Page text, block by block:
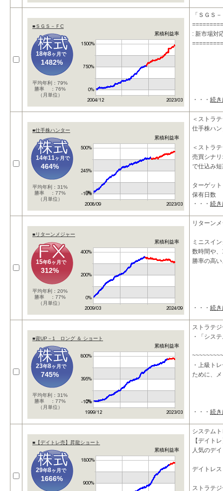
■ 特徴
・押し目
・上位時
■ＳＧＳ－ＦC
累積利益率
18年8ヶ月で
1482%
平均年利：79%
勝率 ：76%
（月単位）
「ＳＧＳ
: 新市場対
・・・ 続
■仕手株ハンター
累積利益率
14年11ヶ月で
464%
平均年利：31%
勝率 ：77%
（月単位）
＜ストラ
仕手株ハ
＜ストラ
売買シナ
で仕込み
ターゲッ
保有日
市
・・・ 続
■リターンメジャー
累積利益率
15年6ヶ月で
312%
平均年利：20%
勝率 ：77%
（月単位）
リターン
ミニスイ
数時間や
勝率の高
・・・ 続
■資UP－1 ロング ＆ ショート
累積利益率
23年8ヶ月で
745%
平均年利：31%
勝率 ：77%
（月単位）
ストラテ
・「シス
・上級ト
ために、メ
・・・ 続
■【デイトレ売】昇龍ショート
累積利益率
29年8ヶ月で
1666%
システム
【デイト
人気のデ
デイトレ
ストラテ